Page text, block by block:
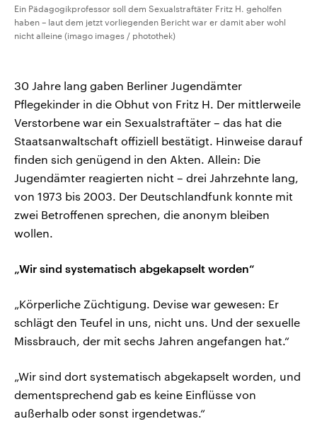
Ein Pädagogikprofessor soll dem Sexualstraftäter Fritz H. geholfen
haben – laut dem jetzt vorliegenden Bericht war er damit aber wohl
nicht alleine (imago images / photothek)
30 Jahre lang gaben Berliner Jugendämter
Pflegekinder in die Obhut von Fritz H. Der mittlerweile
Verstorbene war ein Sexualstraftäter – das hat die
Staatsanwaltschaft offiziell bestätigt. Hinweise darauf
finden sich genügend in den Akten. Allein: Die
Jugendämter reagierten nicht – drei Jahrzehnte lang,
von 1973 bis 2003. Der Deutschlandfunk konnte mit
zwei Betroffenen sprechen, die anonym bleiben
wollen.
„Wir sind systematisch abgekapselt worden“
„Körperliche Züchtigung. Devise war gewesen: Er
schlägt den Teufel in uns, nicht uns. Und der sexuelle
Missbrauch, der mit sechs Jahren angefangen hat.“
„Wir sind dort systematisch abgekapselt worden, und
dementsprechend gab es keine Einflüsse von
außerhalb oder sonst irgendetwas.“